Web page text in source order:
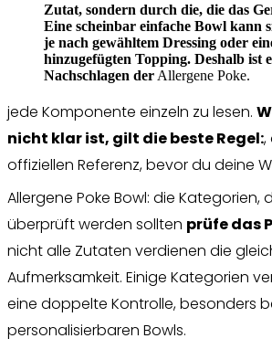
Zutat, sondern durch die, die das
Eine scheinbar einfache Bowl kann
je nach gewähltem Dressing oder
hinzugefügten Topping. Deshalb ist
Nachschlagen der Allergene Poke.
jede Komponente einzeln zu lesen.
nicht klar ist, gilt die beste Regel:,
offiziellen Referenz, bevor du deine
Allergene Poke Bowl: die Kategorien,
überprüft werden sollten prüfe das
nicht alle Zutaten verdienen die
Aufmerksamkeit. Einige Kategorien
eine doppelte Kontrolle, besonders
personalisierbaren Bowls.